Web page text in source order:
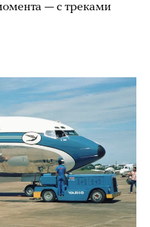
— с треками